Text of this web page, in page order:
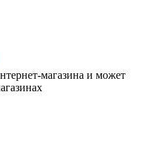
магазина и может